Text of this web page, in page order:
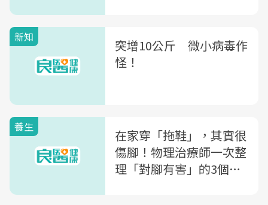
新知
突增10公斤 微小病毒作
怪！
養生
在家穿「拖鞋」，其實很
傷腳！物理治療師一次整
理「對腳有害」的3個壞